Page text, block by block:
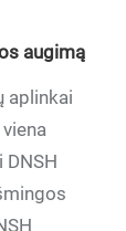
augimą
aplinkai